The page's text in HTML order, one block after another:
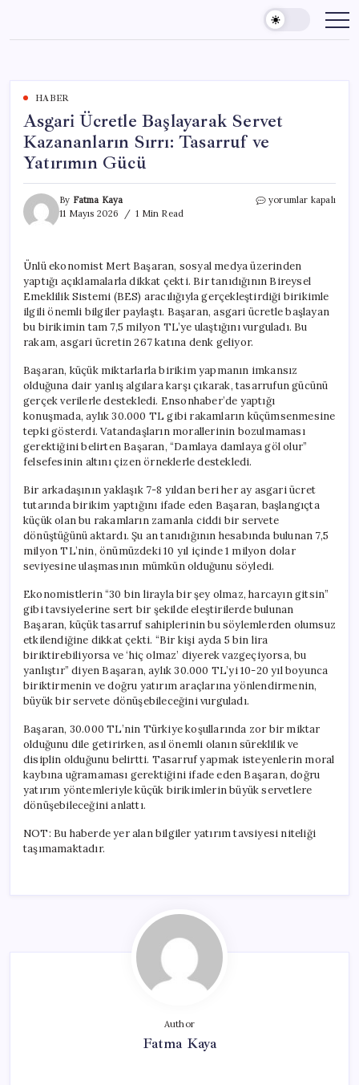
content
HABER
Asgari Ücretle Başlayarak Servet
Kazananların Sırrı: Tasarruf ve
Yatırımın Gücü
By Fatma Kaya
11 Mayıs 2026
1 Min Read
Asgari
Sırrı:
Tasarruf
ve
Yatırımın
Gücü
yorumlar kapalı
Ünlü ekonomist Mert Başaran, sosyal medya üzerinden
yaptığı açıklamalarla dikkat çekti. Bir tanıdığının Bireysel
Emeklilik Sistemi (BES) aracılığıyla gerçekleştirdiği birikimle
ilgili önemli bilgiler paylaştı. Başaran, asgari ücretle başlayan
bu birikimin tam 7,5 milyon TL’ye ulaştığını vurguladı. Bu
rakam, asgari ücretin 267 katına denk geliyor.
Başaran, küçük miktarlarla birikim yapmanın imkansız
olduğuna dair yanlış algılara karşı çıkarak, tasarrufun gücünü
gerçek verilerle destekledi. Ensonhaber’de yaptığı
konuşmada, aylık 30.000 TL gibi rakamların küçümsenmesine
tepki gösterdi. Vatandaşların morallerinin bozulmaması
gerektiğini belirten Başaran, “Damlaya damlaya göl olur”
felsefesinin altını çizen örneklerle destekledi.
Bir arkadaşının yaklaşık 7-8 yıldan beri her ay asgari ücret
tutarında birikim yaptığını ifade eden Başaran, başlangıçta
küçük olan bu rakamların zamanla ciddi bir servete
dönüştüğünü aktardı. Şu an tanıdığının hesabında bulunan 7,5
milyon TL’nin, önümüzdeki 10 yıl içinde 1 milyon dolar
seviyesine ulaşmasının mümkün olduğunu söyledi.
Ekonomistlerin “30 bin lirayla bir şey olmaz, harcayın gitsin”
gibi tavsiyelerine sert bir şekilde eleştirilerde bulunan
Başaran, küçük tasarruf sahiplerinin bu söylemlerden olumsuz
etkilendiğine dikkat çekti. “Bir kişi ayda 5 bin lira
biriktirebiliyorsa ve ‘hiç olmaz’ diyerek vazgeçiyorsa, bu
yanlıştır” diyen Başaran, aylık 30.000 TL’yi 10-20 yıl boyunca
biriktirmenin ve doğru yatırım araçlarına yönlendirmenin,
büyük bir servete dönüşebileceğini vurguladı.
Başaran, 30.000 TL’nin Türkiye koşullarında zor bir miktar
olduğunu dile getirirken, asıl önemli olanın süreklilik ve
disiplin olduğunu belirtti. Tasarruf yapmak isteyenlerin moral
kaybına uğramaması gerektiğini ifade eden Başaran, doğru
yatırım yöntemleriyle küçük birikimlerin büyük servetlere
dönüşebileceğini anlattı.
NOT: Bu haberde yer alan bilgiler yatırım tavsiyesi niteliği
taşımamaktadır.
Author
Fatma Kaya